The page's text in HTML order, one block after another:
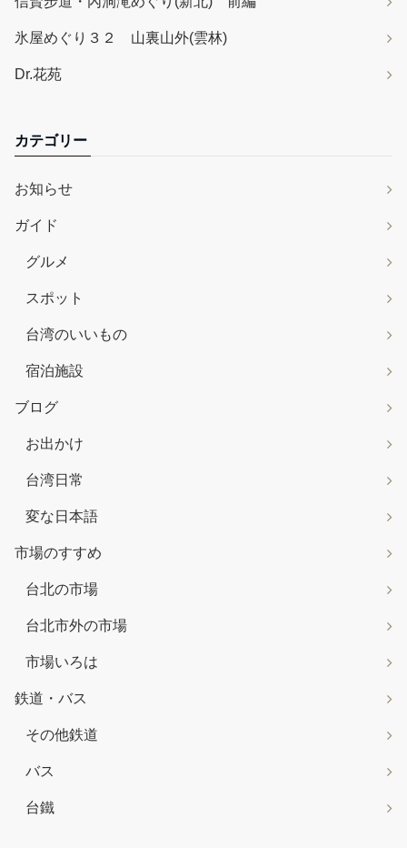
氷屋めぐり３２ 山裏山外(雲林)
Dr.花苑
カテゴリー
お知らせ
ガイド
グルメ
スポット
台湾のいいもの
宿泊施設
ブログ
お出かけ
台湾日常
変な日本語
市場のすすめ
台北の市場
台北市外の市場
市場いろは
鉄道・バス
その他鉄道
バス
台鐵